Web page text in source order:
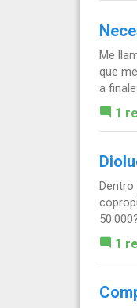
Me
que
a
1
Dentro
1